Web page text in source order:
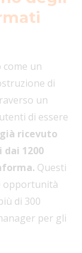
un
di
un
di essere
ricevuto
dai 1200
Questi
opportunità
di 300
per gli